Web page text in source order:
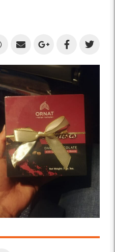
Share
on
Twitter
Share
on
Facebook
Share
on
Google
Plus
Share
by
Email